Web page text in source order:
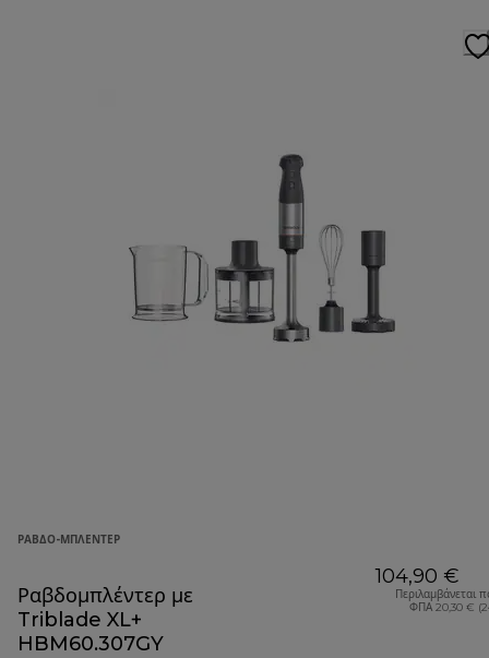
ΡΑΒΔΟ-ΜΠΛΈΝΤΕΡ
Ραβδομπλέντερ με
Triblade XL+
HBM60.307GY
104,90 €
Περιλαμβάνεται
ΦΠΑ 20,30 €